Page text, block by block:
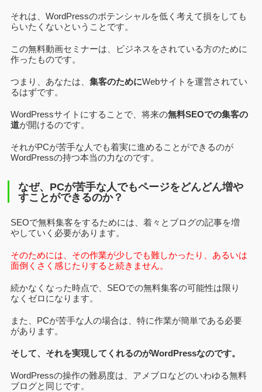
それは、WordPressのポテンシャルを低く考えて損をしても
らいたくないということです。
この無料動画セミナーは、ビジネスをされている方のために
作ったものです。
つまり、あなたは、集客のためにWebサイトを運営されてい
るはずです。
WordPressサイトにすることで、将来の無料SEOでの集客の
道が開けるのです。
それがPCが苦手な人でも着実に進めることができるのが
WordPressの持つ本当の力なのです。
なぜ、PCが苦手な人でもページをどんどん増や
すことができるのか？
SEOで無料集客をするためには、着々とブログの記事を増
やしていく必要があります。
そのためには、その作業が少しでも難しかったり、あるいは
面倒くさく感じたりすると続きません。
続かなくなった時点で、SEOでの無料集客の可能性は限り
なくゼロになります。
また、PCが苦手な人の場合は、特に作業が簡単である必要
があります。
そして、それを実現してくれるのがWordPressなのです。
WordPressの操作の難易度は、アメブロなどのいわゆる無料
ブログと同じです。